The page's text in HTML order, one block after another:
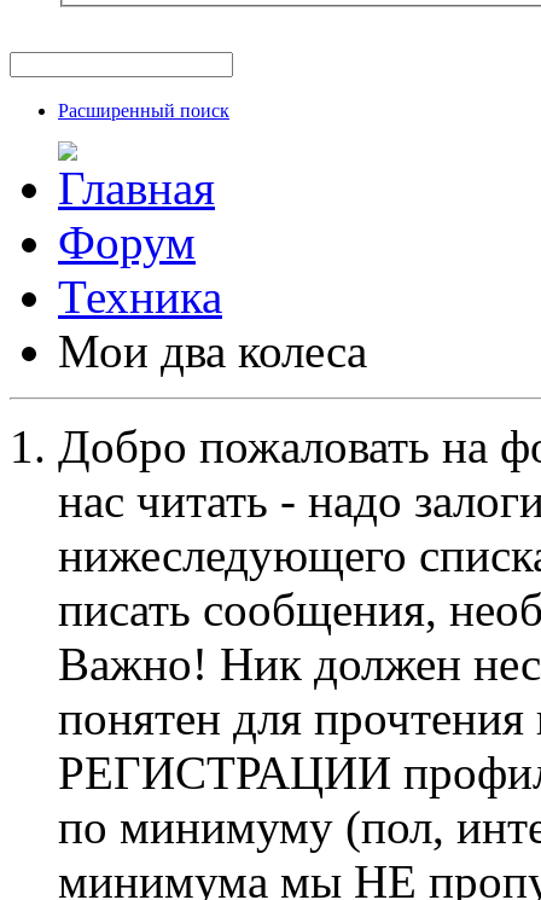
Расширенный поиск
Форум
Техника
Мои два колеса
Добро пожаловать на
нас читать - надо
нижеследующего
писать сообщения,
Важно! Ник должен
понятен для
РЕГИСТРАЦИИ профиль
по минимуму (пол,
минимума мы НЕ